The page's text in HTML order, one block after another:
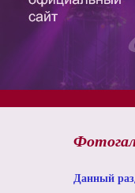
Данный